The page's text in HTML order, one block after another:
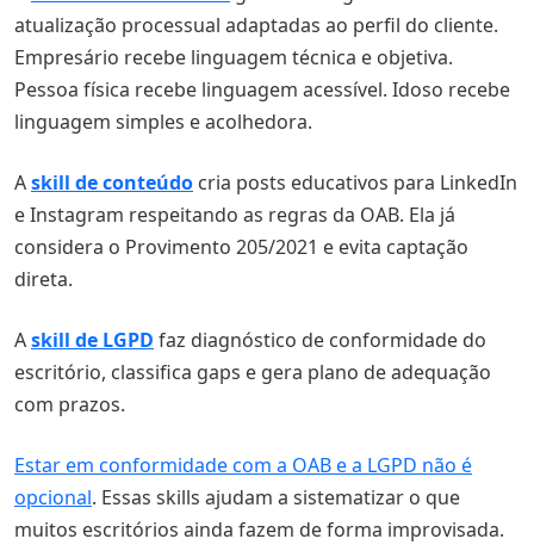
atualização processual adaptadas ao perfil do cliente.
Empresário recebe linguagem técnica e objetiva.
Pessoa física recebe linguagem acessível. Idoso recebe
linguagem simples e acolhedora.
Askill de conteúdo cria posts educativos para LinkedIn
e Instagram respeitando as regras da OAB. Ela já
considera o Provimento 205/2021 e evita captação
direta.
Askill de LGPD faz diagnóstico de conformidade do
escritório, classifica gaps e gera plano de adequação
com prazos.
Estar em conformidade com a OAB e a LGPD não é
opcional. Essas skills ajudam a sistematizar o que
muitos escritórios ainda fazem de forma improvisada.